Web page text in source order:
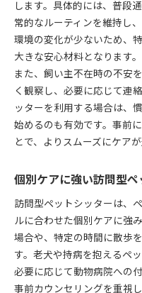
します。具体的には、普段
常的なルーティンを維持し
環境の変化が少ないため、
大きな安心材料となります。
また、飼い主不在時の不安
く観察し、必要に応じて連
ッターを利用する場合は、
始めるのも有効です。事前
とで、よりスムーズにケアが
個別ケアに強い訪問型
訪問型ペットシッターは、
ルに合わせた個別ケアに強
場合や、特定の時間に散歩
す。老犬や持病を抱えるペ
必要に応じて動物病院への
事前カウンセリングを重視